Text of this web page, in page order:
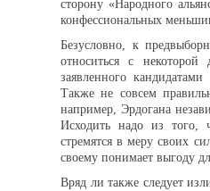
сторону «Народного
конфессиональных
Безусловно, к
относиться с
заявленного
Также не совсем
например, Эрдогана
Исходить надо из того,
стремятся в меру своих
своему понимает выгоду
Вряд ли также следует